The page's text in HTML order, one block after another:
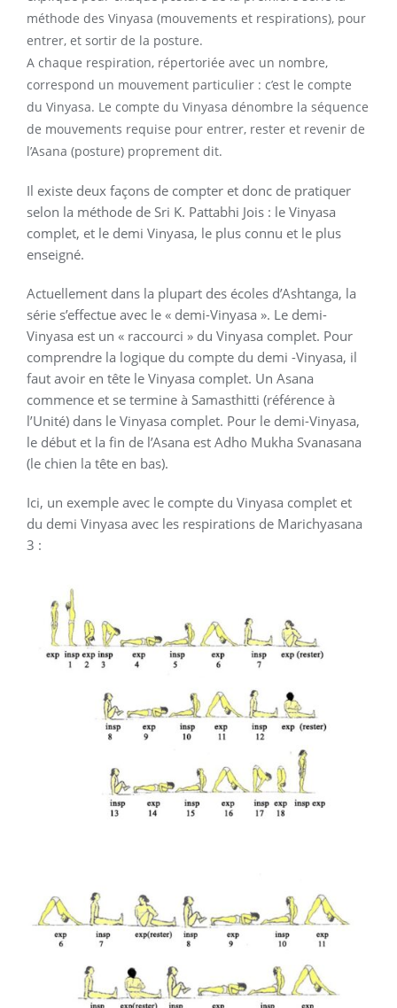
méthode des Vinyasa (mouvements et respirations), pour
entrer, et sortir de la posture.
A chaque respiration, répertoriée avec un nombre,
correspond un mouvement particulier : c’est le compte
du Vinyasa. Le compte du Vinyasa dénombre la séquence
de mouvements requise pour entrer, rester et revenir de
l’Asana (posture) proprement dit.
Il existe deux façons de compter et donc de pratiquer
selon la méthode de Sri K. Pattabhi Jois : le Vinyasa
complet, et le demi Vinyasa, le plus connu et le plus
enseigné.
Actuellement dans la plupart des écoles d’Ashtanga, la
série s’effectue avec le « demi-Vinyasa ». Le demi-
Vinyasa est un « raccourci » du Vinyasa complet. Pour
comprendre la logique du compte du demi -Vinyasa, il
faut avoir en tête le Vinyasa complet. Un Asana
commence et se termine à Samasthitti (référence à
l’Unité) dans le Vinyasa complet. Pour le demi-Vinyasa,
le début et la fin de l’Asana est Adho Mukha Svanasana
(le chien la tête en bas).
Ici, un exemple avec le compte du Vinyasa complet et
du demi Vinyasa avec les respirations de Marichyasana
3 :